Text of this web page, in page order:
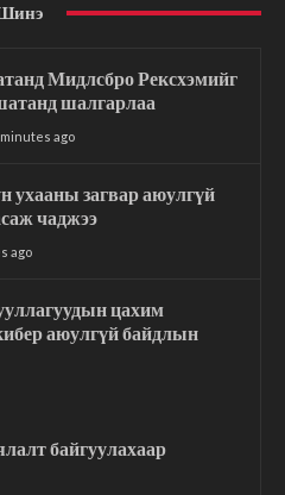
Мидлсбро Рексхэмийг
шалгарлаа
minutes ago
загвар аюулгүй
чаджээ
ago
цахим
аюулгүй байдлын
байгуулахаар